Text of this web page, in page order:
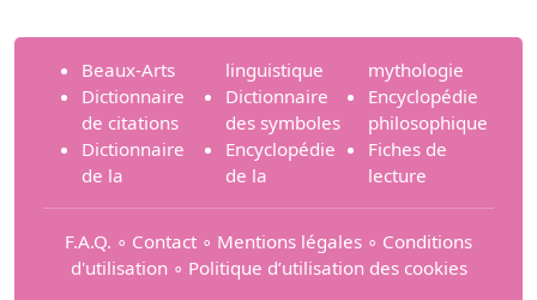
Beaux-Arts
Dictionnaire
de citations
Dictionnaire
de la
linguistique
Dictionnaire
des symboles
Encyclopédie
de la
mythologie
Encyclopédie
philosophique
Fiches de
lecture
F.A.Q. ∘ Contact ∘ Mentions légales ∘ Conditions
d'utilisation ∘ Politique d’utilisation des cookies